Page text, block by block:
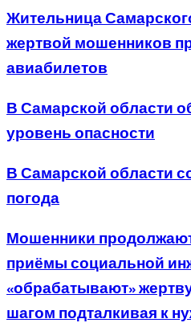
Жительница
жертвой мошенников
авиабилетов
В Самарской области
уровень опасности
В Самарской области
погода
Мошенники
приёмы социальной
«обрабатывают»
шагом подталкивая к